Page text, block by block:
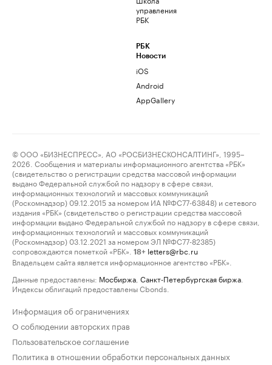
управления
РБК
РБК
Новости
iOS
Android
AppGallery
© ООО «БИЗНЕСПРЕСС», АО «РОСБИЗНЕСКОНСАЛТИНГ», 1995–
2026. Сообщения и материалы информационного агентства «РБК»
(свидетельство о регистрации средства массовой информации
выдано Федеральной службой по надзору в сфере связи,
информационных технологий и массовых коммуникаций
(Роскомнадзор) 09.12.2015 за номером ИА №ФС77-63848) и сетевого
издания «РБК» (свидетельство о регистрации средства массовой
информации выдано Федеральной службой по надзору в сфере связи,
информационных технологий и массовых коммуникаций
(Роскомнадзор) 03.12.2021 за номером ЭЛ №ФС77-82385)
сопровождаются пометкой «РБК».
18+ letters@rbc.ru
Владельцем сайта является информационное агентство «РБК».
Данные предоставлены: Мосбиржа Санкт-Петербургская биржа
Индексы облигаций предоставлены Cbonds.
Информация об ограничениях
О соблюдении авторских прав
Пользовательское соглашение
Политика в отношении обработки персональных данных